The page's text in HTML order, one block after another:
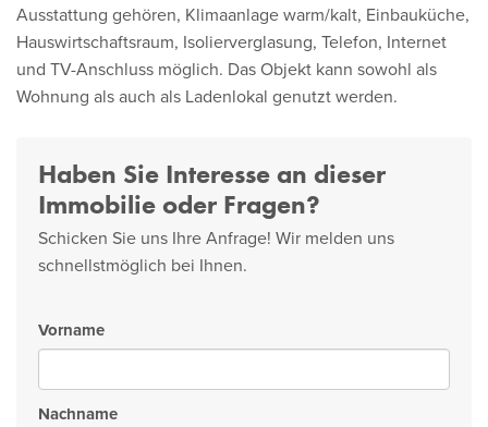
Ausstattung gehören, Klimaanlage warm/kalt, Einbauküche,
Hauswirtschaftsraum, Isolierverglasung, Telefon, Internet
und TV-Anschluss möglich. Das Objekt kann sowohl als
Wohnung als auch als Ladenlokal genutzt werden.
Haben Sie Interesse an dieser
Immobilie oder Fragen?
Schicken Sie uns Ihre Anfrage! Wir melden uns
schnellstmöglich bei Ihnen.
Vorname
Nachname